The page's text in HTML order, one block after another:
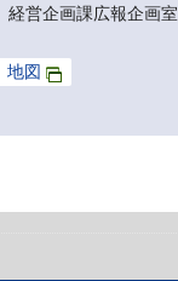
営企画課広報企画室
地図